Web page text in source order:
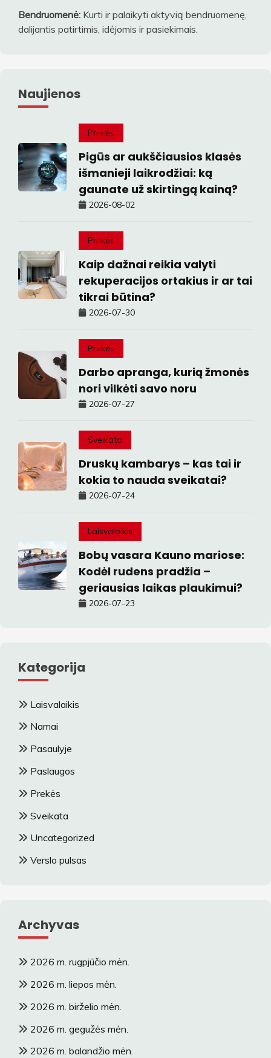
Bendruomenė: Kurti ir palaikyti aktyvią bendruomenę,
dalijantis patirtimis, idėjomis ir pasiekimais.
Naujienos
Prekės
Pigūs ar aukščiausios klasės
išmanieji laikrodžiai: ką
gaunate už skirtingą kainą?
2026-08-02
Prekės
Kaip dažnai reikia valyti
rekuperacijos ortakius ir ar tai
tikrai būtina?
2026-07-30
Prekės
Darbo apranga, kurią žmonės
nori vilkėti savo noru
2026-07-27
Sveikata
Druskų kambarys – kas tai ir
kokia to nauda sveikatai?
2026-07-24
Laisvalaikis
Bobų vasara Kauno mariose:
Kodėl rudens pradžia –
geriausias laikas plaukimui?
2026-07-23
Kategorija
Laisvalaikis
Namai
Pasaulyje
Paslaugos
Prekės
Sveikata
Uncategorized
Verslo pulsas
Archyvas
2026 m. rugpjūčio mėn.
2026 m. liepos mėn.
2026 m. birželio mėn.
2026 m. gegužės mėn.
2026 m. balandžio mėn.